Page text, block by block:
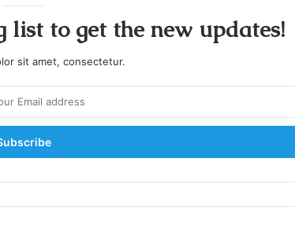
list to get the new updates!
sit amet, consectetur.